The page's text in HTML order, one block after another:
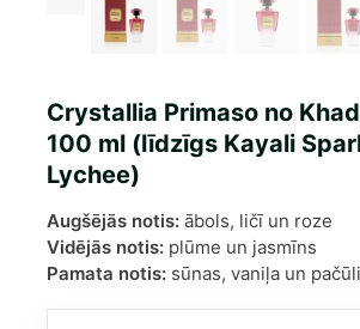
Crystallia Primaso no
100 ml (līdzīgs Kayali
Lychee)
Augšējās notis: ābols, ličī un roze
Vidējās notis: plūme un jasmīns
Pamata notis: sūnas, vaniļa un